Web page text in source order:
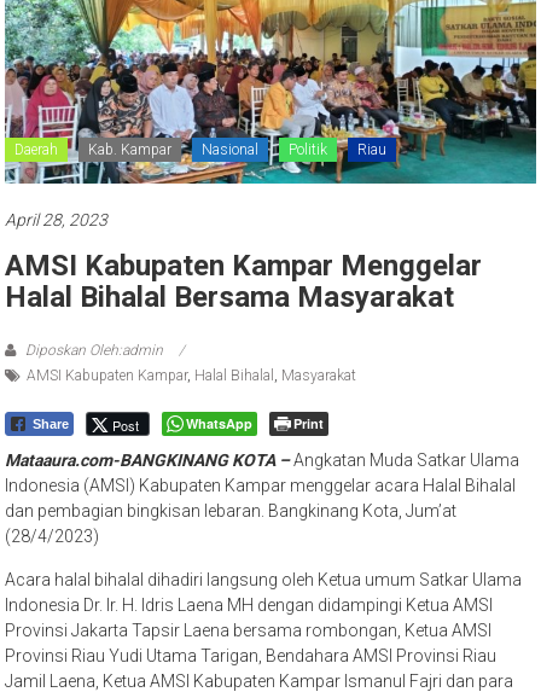
Daerah Kab. Kampar Nasional Politik Riau
April 28, 2023
AMSI Kabupaten Kampar Menggelar
Halal Bihalal Bersama Masyarakat
Diposkan Oleh:admin
AMSI Kabupaten Kampar, Halal Bihalal Masyarakat
Share Post WhatsApp Print
Mataaura.com-BANGKINANG KOTA –Angkatan Muda Satkar Ulama
Indonesia (AMSI) Kabupaten Kampar menggelar acara Halal Bihalal
dan pembagian bingkisan lebaran. Bangkinang Kota, Jum’at
(28/4/2023)
Acara halal bihalal dihadiri langsung oleh Ketua umum Satkar Ulama
Indonesia Dr. Ir. H. Idris Laena MH dengan didampingi Ketua AMSI
Provinsi Jakarta Tapsir Laena bersama rombongan, Ketua AMSI
Provinsi Riau Yudi Utama Tarigan, Bendahara AMSI Provinsi Riau
Jamil Laena, Ketua AMSI Kabupaten Kampar Ismanul Fajri dan para